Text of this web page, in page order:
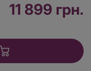
11 899 грн.